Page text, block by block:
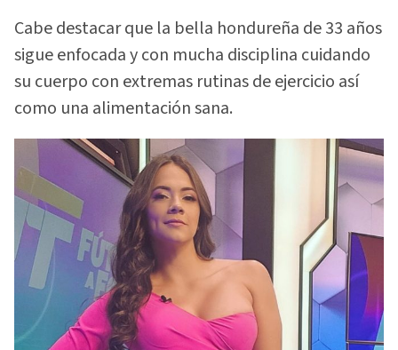
Cabe destacar que la bella hondureña de 33 años
sigue enfocada y con mucha disciplina cuidando
su cuerpo con extremas rutinas de ejercicio así
como una alimentación sana.